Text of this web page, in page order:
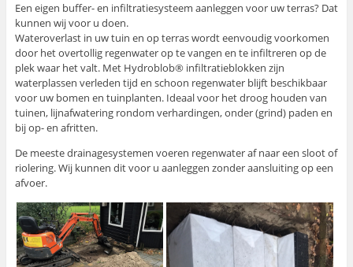
Een eigen buffer- en infiltratiesysteem aanleggen voor uw terras? Dat
kunnen wij voor u doen.
Wateroverlast in uw tuin en op terras wordt eenvoudig voorkomen
door het overtollig regenwater op te vangen en te infiltreren op de
plek waar het valt. Met Hydroblob® infiltratieblokken zijn
waterplassen verleden tijd en schoon regenwater blijft beschikbaar
voor uw bomen en tuinplanten. Ideaal voor het droog houden van
tuinen, lijnafwatering rondom verhardingen, onder (grind) paden en
bij op- en afritten.
De meeste drainagesystemen voeren regenwater af naar een sloot of
riolering. Wij kunnen dit voor u aanleggen zonder aansluiting op een
afvoer.